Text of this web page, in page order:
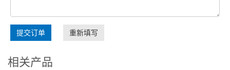
提交订单 重新填写
相关产品